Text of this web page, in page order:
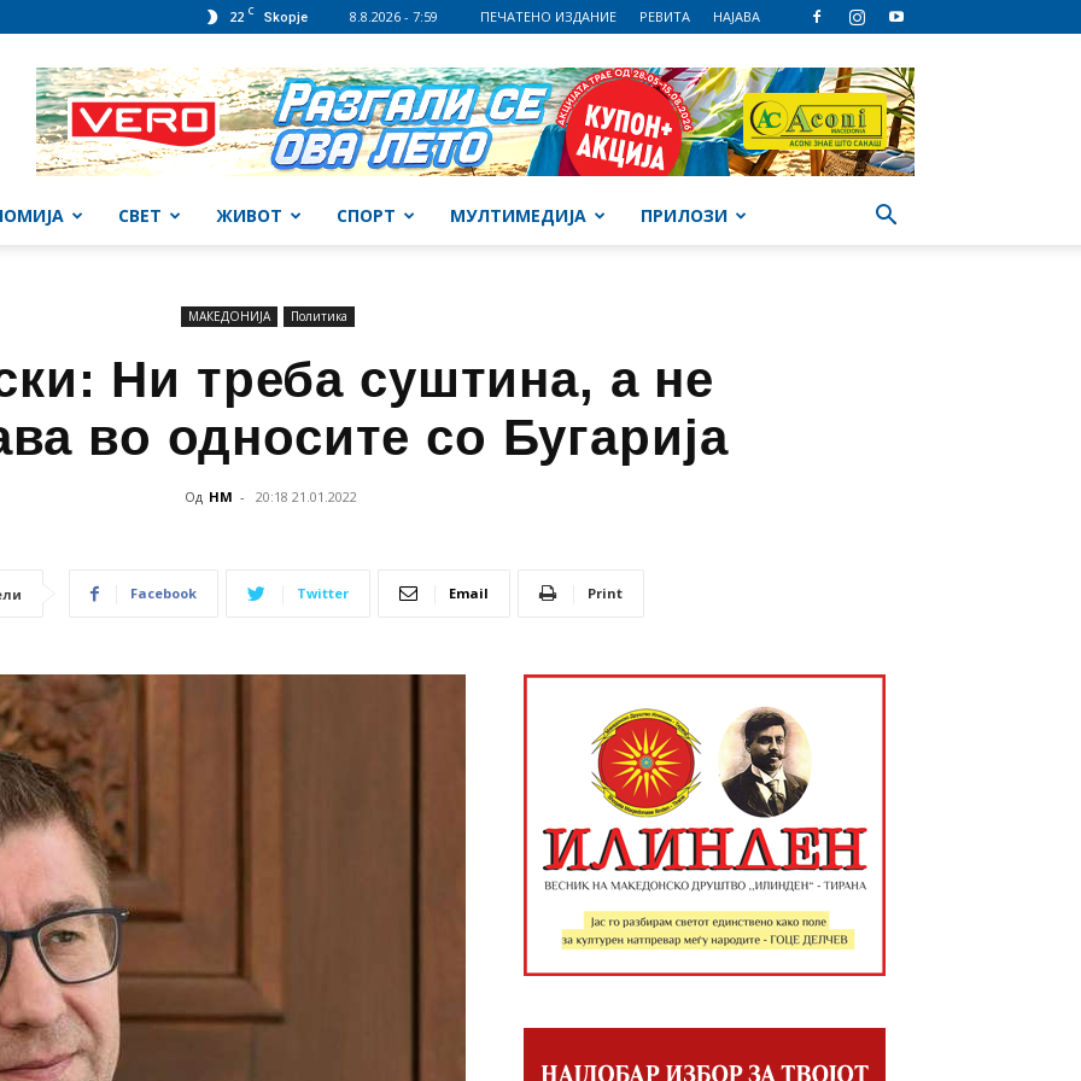
22 C Skopje 8.8.2026 - 7:59 ПЕЧАТЕНО ИЗДАНИЕ РЕВИТА НАЈАВА
СВЕТ ЖИВОТ СПОРТ МУЛТИМЕДИЈА ПРИЛОЗИ
МАКЕДОНИЈА Политика
Ни треба суштина, а не
во односите со Бугарија
Од НМ - 20:18 21.01.2022
Facebook Twitter Email Print